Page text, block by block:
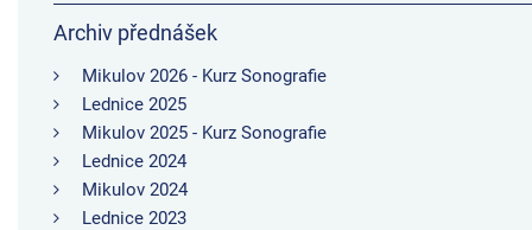
Archiv přednášek
Mikulov 2026 - Kurz Sonografie
Lednice 2025
Mikulov 2025 - Kurz Sonografie
Lednice 2024
Mikulov 2024
Lednice 2023